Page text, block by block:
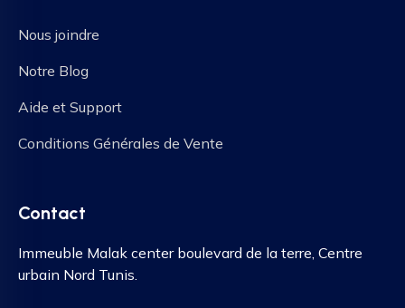
Nous joindre
Notre Blog
Aide et Support
Conditions Générales de Vente
Contact
Immeuble Malak center boulevard de la terre, Centre
urbain Nord Tunis.